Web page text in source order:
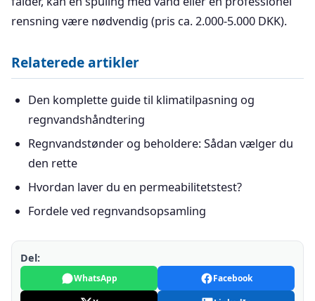
rensning være nødvendig (pris ca. 2.000-5.000 DKK).
Relaterede artikler
Den komplette guide til klimatilpasning og
regnvandshåndtering
Regnvandstønder og beholdere: Sådan vælger du
den rette
Hvordan laver du en permeabilitetstest?
Fordele ved regnvandsopsamling
Del:
WhatsApp Facebook